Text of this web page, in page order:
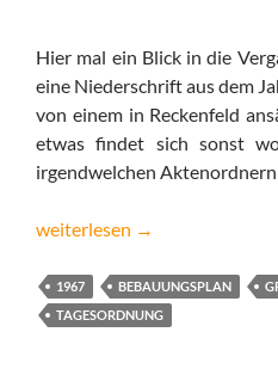
Hier mal ein Blick in die
eine Niederschrift aus dem
von einem in Reckenfeld
etwas findet sich sonst
irgendwelchen
Ortsausschuss Reckenfeld
weiterlesen →
1967 BEBAUUNGSPLAN
TAGESORDNUNG